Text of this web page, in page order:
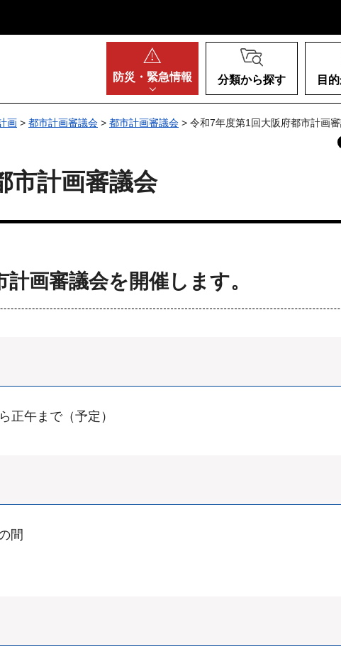
防災・ 緊急情報 分類から探す 目
画 > 都市計画審議会 > 都市計画審議会 > 令和7年度第1回大阪府都市計画
市計画審議会
画審議会を開催します。
正午まで（予定）
間